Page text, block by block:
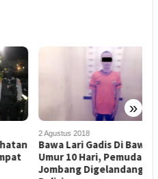
»
2 Agustus 2018
Bawa Lari Gadis Di Bawah
Umur 10 Hari, Pemuda
Jombang Digelandang